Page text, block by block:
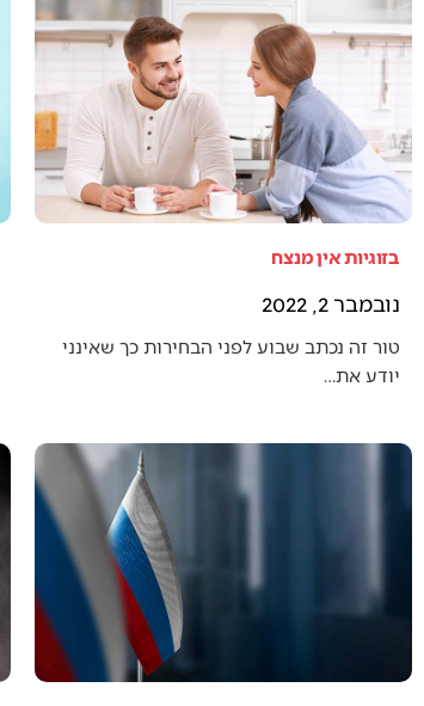
בזוגיות אין מנצח
נובמבר 2, 2022
טור זה נכתב שבוע לפני הבחירות כך שאינני
יודע את…